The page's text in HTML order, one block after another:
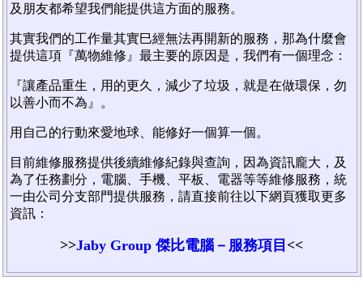
及朋友都希望我們能提供這方面的服務。
其實我們的工作量其實巳經無法再開新的服務，那為什麼會
提供這項『萬物維修』最主要的原因是，我們有一個理念：
『讓產品重生，用的更久，減少了垃圾，就是在做環保，勿
以善小而不為』。
用自己的行動來愛地球、能修好一個算一個。
目前維修服務提供後續維修紀錄與查詢，因為資訊龐大，及
為了任務劃分，電腦、手機、平板、電器等等維修服務，統
一由公司分支部門提供服務，請直接前往以下網頁獲取更多
資訊：
>>Jaby Group 傑比電腦－服務項目 <<